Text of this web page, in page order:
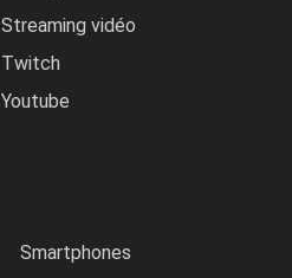
Streaming vidéo
Twitch
Youtube
Smartphones